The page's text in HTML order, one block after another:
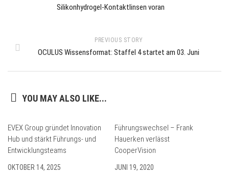
Silikonhydrogel-Kontaktlinsen voran
PREVIOUS STORY
OCULUS Wissensformat: Staffel 4 startet am 03. Juni
YOU MAY ALSO LIKE...
EVEX Group gründet Innovation
Hub und stärkt Führungs- und
Entwicklungsteams
OKTOBER 14, 2025
Führungswechsel – Frank
Hauerken verlässt
CooperVision
JUNI 19, 2020